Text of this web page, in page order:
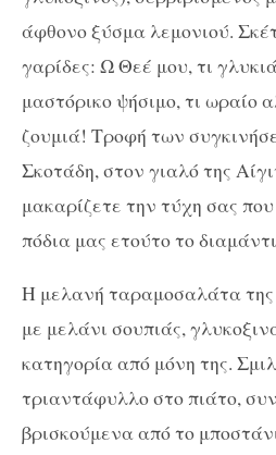
άφθονο ξύσμα λεμονιού.
γαρίδες: Ω Θεέ μου, τι
μαστόρικο ψήσιμο, τι ωραίο
ζουμιά! Τροφή των
Σκοτάδη, στον γιαλό της
μακαρίζετε την τύχη σας
πόδια μας ετούτο το
Η μελανή ταραμοσαλάτα
με μελάνι σουπιάς,
κατηγορία από μόνη της.
τριαντάφυλλο στο πιάτο,
βρισκούμενα από το